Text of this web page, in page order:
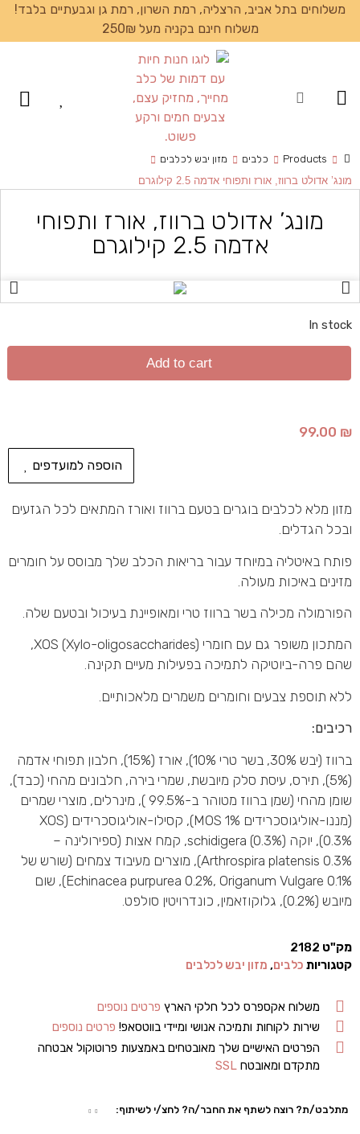
משלוחים בתל אביב, הרצליה, רמת השרון, רמת גן וגבעתיים בלבד!
משלוח חינם בקניה מעל 250₪
Products כלבים
מזון יבש לכלבים
מונג’ אדולט ברווז, אורז ותפוחי אדמה 2.5 קילוגרם
מונג’ אדולט ברווז, אורז ותפוחי
אדמה 2.5 קילוגרם
In stock
Add to cart
99.00 ₪
הוספה למועדפים
מזון מלא לכלבים בוגרים בטעם ברווז ואורז המתאים לכל הגזעים
ובכל הגדלים.
פותח באיטליה במיוחד עבור בריאות הכלב שלך מבוסס על חומרים
מזינים באיכות מעולה.
הפורמולה מכילה בשר ברווז טרי ומאופיינת בעיכול ובטעם שלה.
המתכון משופר גם עם חומרי XOS (Xylo-oligosaccharides),
שהם פרה-ביוטיקה לתמיכה בפעילות מעיים תקינה.
ללא תוספת צבעים וחומרים משמרים מלאכותיים.
רכיבים:
ברווז (יבש 30%, בשר טרי 10%), אורז (15%), חלבון תפוחי אדמה
(5%), תירס, עיסת סלק מיובשת, שמרי בירה, חלבונים מהחי (כבד),
שומן מהחי (שמן ברווז מטוהר ב-99.5% ), מינרלים, מוצרי שמרים
(מננו-אוליגוסכרידים MOS 1%), קסילו-אוליגוסכרידים (XOS
0.3%), יוקה schidigera (0.3%), קמח אצות (ספירולינה –
Arthrospira platensis 0.3%), מוצרים מעיבוד צמחים (שורש של
Echinacea purpurea 0.2%, Origanum Vulgare 0.1%), שום
מיובש (0.2%), גלוקוזאמין, כונדרויטין סולפט.
מק"ט 2182
קטגוריות כלבים, מזון יבש לכלבים
משלוח אקספרס לכל חלקי הארץ פרטים נוספים
שירות לקוחות ותמיכה אנושי ומיידי בווטסאפ! פרטים נוספים
הפרטים האישיים שלך מאובטחים באמצעות פרוטוקול אבטחה
מתקדם ומאובטחSSL
מתלבט/ת? רוצה לשתף את החבר/ה? לחצ/י לשיתוף: